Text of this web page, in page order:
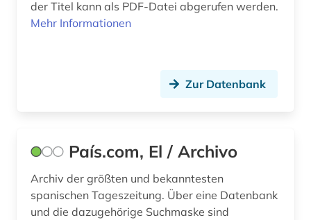
sozialwissenschaften (1)
sprachenlernen (1)
sprachpraxis (11)
sprachunterricht (1)
der Titel kann als PDF-Datei abgerufen werden.
Mehr Informationen
Zur Datenbank
País.com, El / Archivo
Archiv der größten und bekanntesten
spanischen Tageszeitung. Über eine Datenbank
und die dazugehörige Suchmaske sind